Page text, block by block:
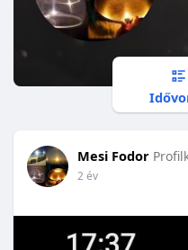
Mesi Fodor
2 év